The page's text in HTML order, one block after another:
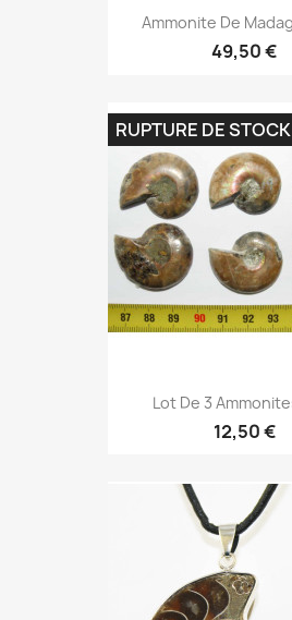
Ammonite De
49,50 €
Lot De 3
12,50 €
RUPTURE DE STOCK